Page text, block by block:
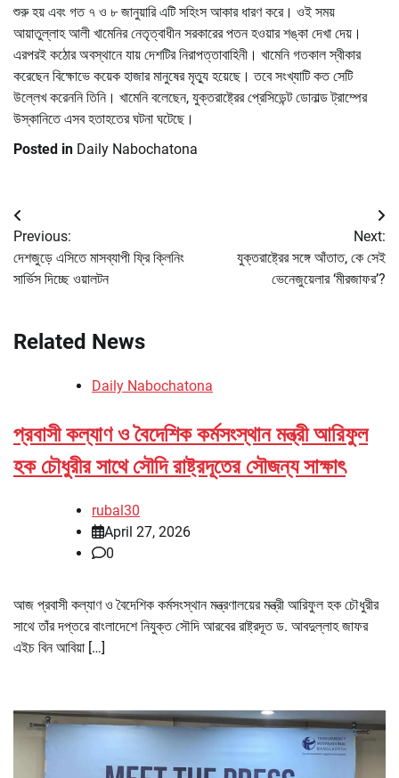
শুরু হয় এবং গত ৭ ও ৮ জানুয়ারি এটি সহিংস আকার ধারণ করে। ওই সময়
আয়াতুল্লাহ আলী খামেনির নেতৃত্বাধীন সরকারের পতন হওয়ার শঙ্কা দেখা দেয়।
এরপরই কঠোর অবস্থানে যায় দেশটির নিরাপত্তাবাহিনী। খামেনি গতকাল স্বীকার
করেছেন বিক্ষোভে কয়েক হাজার মানুষের মৃত্যু হয়েছে। তবে সংখ্যাটি কত সেটি
উল্লেখ করেননি তিনি। খামেনি বলেছেন, যুক্তরাষ্ট্রের প্রেসিডেন্ট ডোনাল্ড ট্রাম্পের
উস্কানিতে এসব হতাহতের ঘটনা ঘটেছে।
Posted in Daily Nabochatona
Post
navigation
Previous:
দেশজুড়ে এসিতে মাসব্যাপী ফ্রি ক্লিনিং
সার্ভিস দিচ্ছে ওয়ালটন
Next:
যুক্তরাষ্ট্রের সঙ্গে আঁতাত, কে সেই
ভেনেজুয়েলার ‘মীরজাফর’?
Related News
Daily Nabochatona
প্রবাসী কল্যাণ ও বৈদেশিক কর্মসংস্থান মন্ত্রী আরিফুল
হক চৌধুরীর সাথে সৌদি রাষ্ট্রদূতের সৌজন্য সাক্ষাৎ
rubal30
April 27, 2026
0
আজ প্রবাসী কল্যাণ ও বৈদেশিক কর্মসংস্থান মন্ত্রণালয়ের মন্ত্রী আরিফুল হক চৌধুরীর
সাথে তাঁর দপ্তরে বাংলাদেশে নিযুক্ত সৌদি আরবের রাষ্ট্রদূত ড. আবদুল্লাহ জাফর
এইচ বিন আবিয়া […]